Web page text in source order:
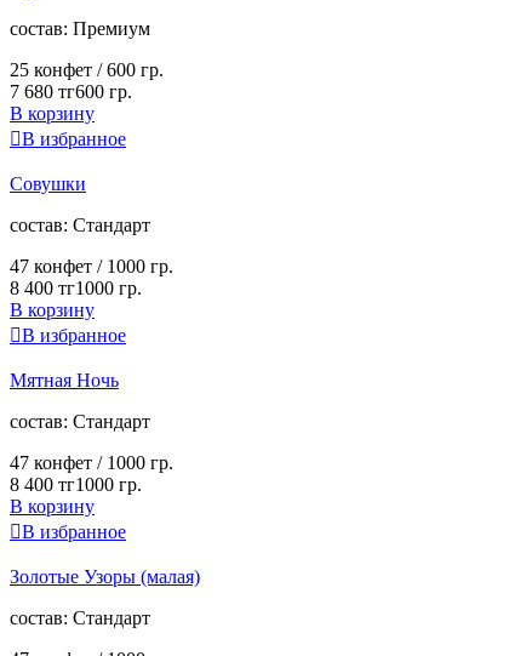
cостав: Премиум
25 конфет /600 гр.
7 680 тг600 гр.
В корзину
В избранное
Совушки
cостав: Стандарт
47 конфет / 1000 гр.
8 400 тг1000 гр.
В корзину
В избранное
Мятная Ночь
cостав: Стандарт
47 конфет / 1000 гр.
8 400 тг1000 гр.
В корзину
В избранное
Золотые Узоры (малая)
cостав: Стандарт